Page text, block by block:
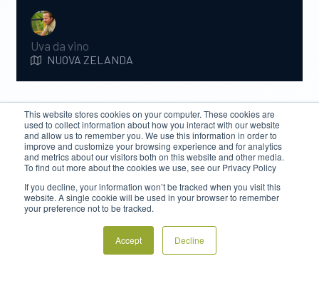
This website stores cookies on your computer. These cookies are
used to collect information about how you interact with our website
and allow us to remember you. We use this information in order to
improve and customize your browsing experience and for analytics
and metrics about our visitors both on this website and other media.
To find out more about the cookies we use, see our Privacy Policy
If you decline, your information won’t be tracked when you visit this
website. A single cookie will be used in your browser to remember
your preference not to be tracked.
Accept Decline
uva da un appezzamento che solitamente ne
produce 2.000. “Le prime due ventole antibrina
sul nostro appezzamento più freddo di Wairau
salvano il raccolto ogni anno”, afferma Hamish
Rose.
Uva da vino
NUOVA ZELANDA